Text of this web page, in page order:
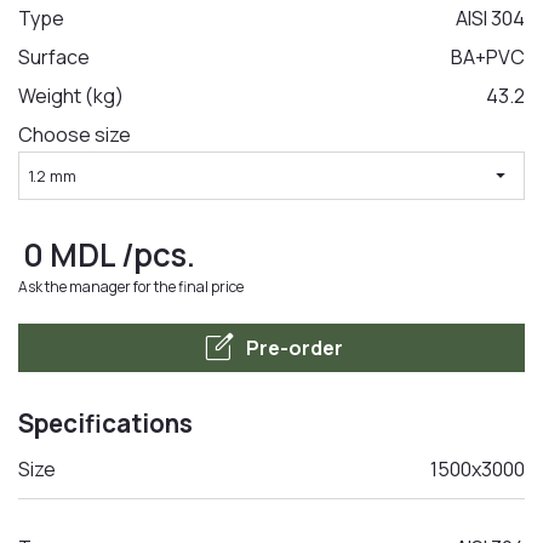
LA COMANDA
Type
AISI 304
Surface
BA+PVC
Weight (kg)
43.2
Choose size
1.2 mm arrow_drop_down
0 MDL/pcs.
Ask the manager for the final price
edit_square Pre-order
Specifications
Size 1500x3000